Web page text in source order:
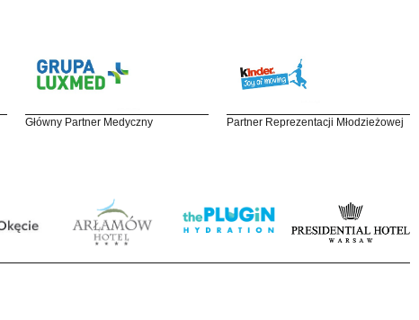
Główny Partner Medyczny Partner Reprezentacji Młodzieżowej